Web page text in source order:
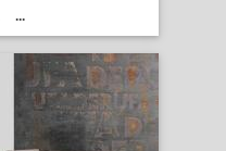
...